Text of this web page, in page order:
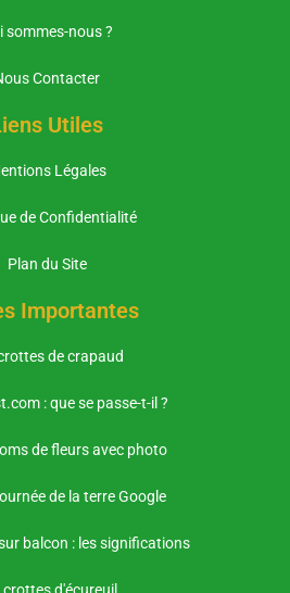
sommes-nous ?
Contacter
Utiles
Légales
de Confidentialité
Plan du Site
Importantes
de crapaud
: que se passe-t-il ?
de fleurs avec photo
de la terre Google
balcon : les significations